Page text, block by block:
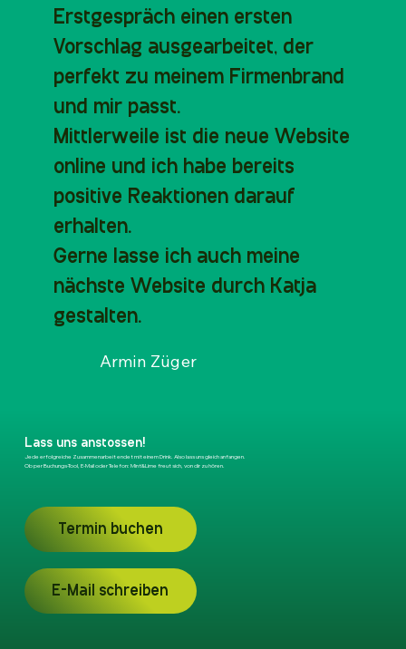
Lass uns anstossen!
Jede erfolgreiche Zusammenarbeit endet mit einem Drink. Also lass uns gleich anfangen.
Ob per Buchungs-Tool, E-Mail oder Telefon: Mint&Lime freut sich, von dir zu hören.
Termin buchen
E-Mail schreiben
Erstgespräch einen ersten
Vorschlag ausgearbeitet, der
perfekt zu meinem Firmenbrand
und mir passt.
Mittlerweile ist die neue Website
online und ich habe bereits
positive Reaktionen darauf
erhalten.
Gerne lasse ich auch meine
nächste Website durch Katja
gestalten.
Armin Züger